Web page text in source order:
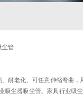
尘管
耐老化、可任意伸缩弯曲
吸尘器吸尘管。家具行业吸